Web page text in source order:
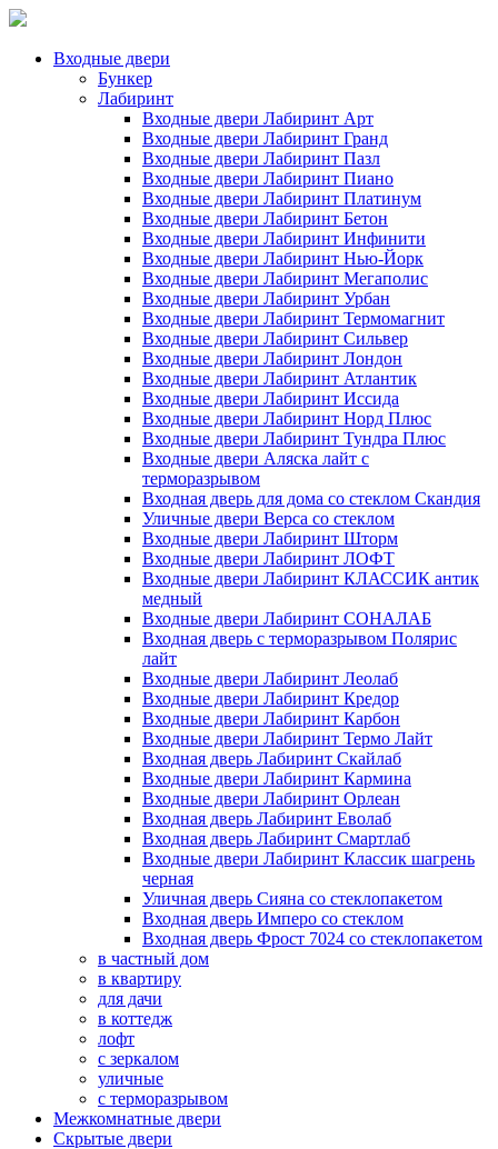
Входные двери
Бункер
Лабиринт
Входные двери Лабиринт Арт
Входные двери Лабиринт Гранд
Входные двери Лабиринт Пазл
Входные двери Лабиринт Пиано
Входные двери Лабиринт Платинум
Входные двери Лабиринт Бетон
Входные двери Лабиринт Инфинити
Входные двери Лабиринт Нью-Йорк
Входные двери Лабиринт Мегаполис
Входные двери Лабиринт Урбан
Входные двери Лабиринт Термомагнит
Входные двери Лабиринт Сильвер
Входные двери Лабиринт Лондон
Входные двери Лабиринт Атлантик
Входные двери Лабиринт Иссида
Входные двери Лабиринт Норд Плюс
Входные двери Лабиринт Тундра Плюс
Входные двери Аляска лайт с
терморазрывом
Входная дверь для дома со стеклом Скандия
Уличные двери Верса со стеклом
Входные двери Лабиринт Шторм
Входные двери Лабиринт ЛОФТ
Входные двери Лабиринт КЛАССИК антик
медный
Входные двери Лабиринт СОНАЛАБ
Входная дверь с терморазрывом Полярис
лайт
Входные двери Лабиринт Леолаб
Входные двери Лабиринт Кредор
Входные двери Лабиринт Карбон
Входные двери Лабиринт Термо Лайт
Входная дверь Лабиринт Скайлаб
Входные двери Лабиринт Кармина
Входные двери Лабиринт Орлеан
Входная дверь Лабиринт Еволаб
Входная дверь Лабиринт Смартлаб
Входные двери Лабиринт Классик шагрень
черная
Уличная дверь Сияна со стеклопакетом
Входная дверь Имперо со стеклом
Входная дверь Фрост 7024 со стеклопакетом
в частный дом
в квартиру
для дачи
в коттедж
лофт
с зеркалом
уличные
с терморазрывом
Межкомнатные двери
Скрытые двери